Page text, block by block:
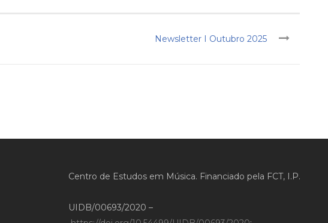
Newsletter I Outubro 2025
Centro de Estudos em Música. Financiado pela FCT, I.P.
UIDB/00693/2020 –